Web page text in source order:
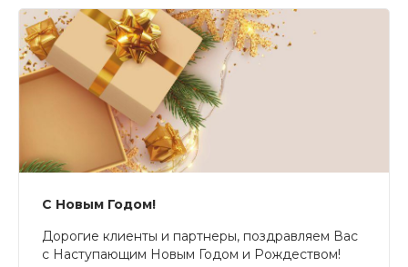
С Новым Годом!
Дорогие клиенты и партнеры, поздравляем Вас
с Наступающим Новым Годом и Рождеством!